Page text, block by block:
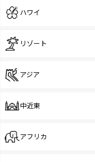
ハワイ
リゾート
アジア
中近東
アフリカ